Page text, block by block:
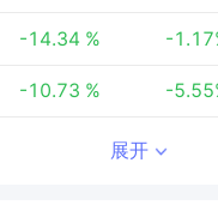
-14.34 % -1.17
-10.73 % -5.55
展开